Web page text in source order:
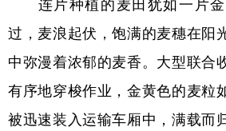
过，麦浪起伏，饱满的麦穗在阳
中弥漫着浓郁的麦香。大型联合
有序地穿梭作业，金黄色的麦粒
被迅速装入运输车厢中，满载而